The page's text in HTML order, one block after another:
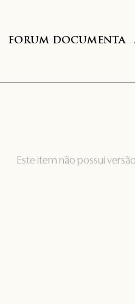
FORUM DOCUMENTA
Este item não possui